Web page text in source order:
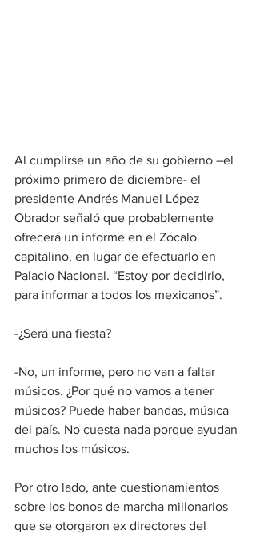
Al cumplirse un año de su gobierno –el
próximo primero de diciembre- el
presidente Andrés Manuel López
Obrador señaló que probablemente
ofrecerá un informe en el Zócalo
capitalino, en lugar de efectuarlo en
Palacio Nacional. “Estoy por decidirlo,
para informar a todos los mexicanos”.
-¿Será una fiesta?
-No, un informe, pero no van a faltar
músicos. ¿Por qué no vamos a tener
músicos? Puede haber bandas, música
del país. No cuesta nada porque ayudan
muchos los músicos.
Por otro lado, ante cuestionamientos
sobre los bonos de marcha millonarios
que se otorgaron ex directores del